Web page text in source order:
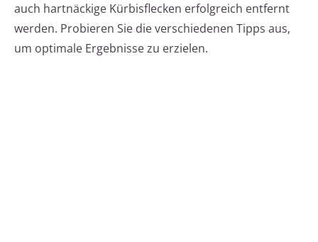
auch hartnäckige Kürbisflecken erfolgreich entfernt
werden. Probieren Sie die verschiedenen Tipps aus,
um optimale Ergebnisse zu erzielen.